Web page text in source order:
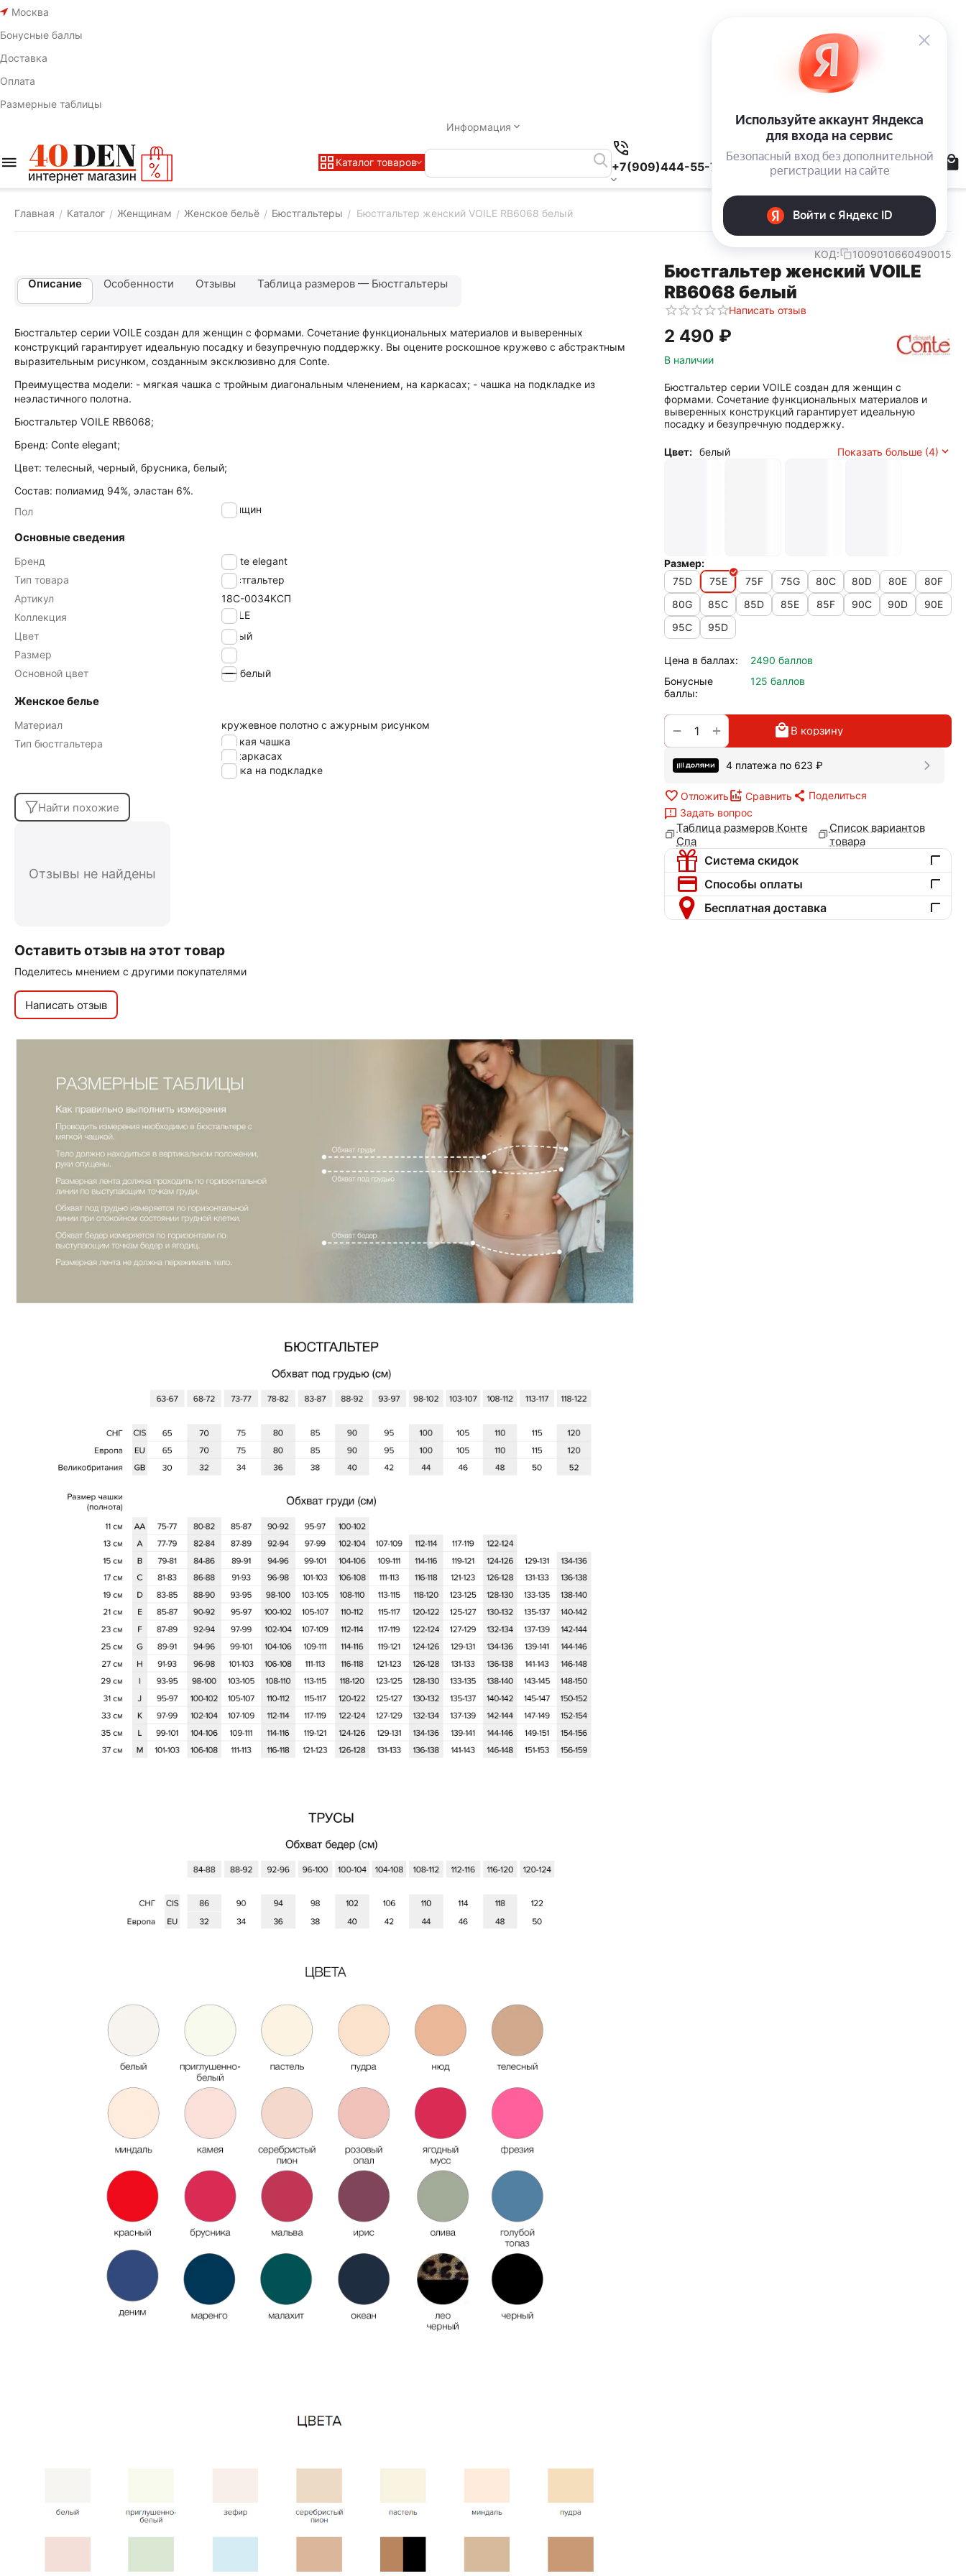
Москва
Бонусные баллы
Доставка
Оплата
Размерные таблицы
Информация
Каталог товаров +7(909)444-55-78
Главная / Каталог / Женщинам / Женское бельё / Бюстгальтеры / Бюстгальтер женский VOILE RB6068 белый
КОД: 1009010660490015
Бюстгальтер женский VOILE
RB6068 белый
Написать отзыв
2 490 ₽
В наличии
Бюстгальтер серии VOILE создан для женщин с
формами. Сочетание функциональных материалов и
выверенных конструкций гарантирует идеальную
посадку и безупречную поддержку.
Цвет: белый Показать больше (4)
Размер:
75D
75E 75F 75G 80C 80D 80E
80F
80G
85C 85D 85E 85F 90C 90D
90E
95C
95D
Цена в баллах:
2490 баллов
Бонусные
баллы:
125 баллов
+
− В корзину
4 платежа по 623 ₽
Отложить Сравнить
Поделиться
Задать вопрос
Таблица размеров Конте
Спа
Список вариантов
товара
Система скидок
Способы оплаты
Бесплатная доставка
Описание Особенности Отзывы Таблица размеров — Бюстгальтеры
Бюстгальтер серии VOILE создан для женщин с формами. Сочетание функциональных материалов и выверенных
конструкций гарантирует идеальную посадку и безупречную поддержку. Вы оцените роскошное кружево с абстрактным
выразительным рисунком, созданным эксклюзивно для Conte.
Преимущества модели: - мягкая чашка с тройным диагональным членением, на каркасах; - чашка на подкладке из
неэластичного полотна.
Бюстгальтер VOILE RB6068;
Бренд: Conte elegant;
Цвет: телесный, черный, брусника, белый;
Состав: полиамид 94%, эластан 6%.
Пол
женщин
Основные сведения
Бренд
Conte elegant
Тип товара
Бюстгальтер
Артикул
18С-0034КСП
Коллекция
VOILE
Цвет
белый
Размер
75E
Основной цвет
белый
Женское белье
Материал
кружевное полотно с ажурным рисунком
Тип бюстгальтера
мягкая чашка
на каркасах
чашка на подкладке
Найти похожие
Отзывы не найдены
Оставить отзыв на этот товар
Поделитесь мнением с другими покупателями
Написать отзыв